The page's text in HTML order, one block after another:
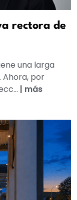
rectora de
una larga
Ahora, por
| más